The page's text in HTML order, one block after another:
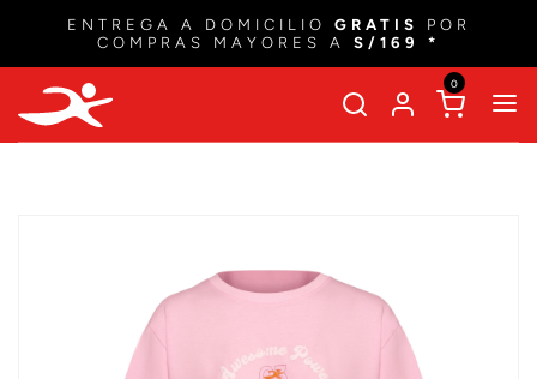
ENTREGA A DOMICILIO GRATIS
POR
COMPRAS MAYORES A S/169 *
0